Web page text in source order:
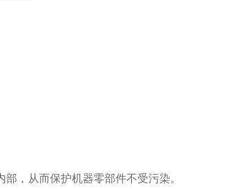
，从而保护机器零部件不受污染。